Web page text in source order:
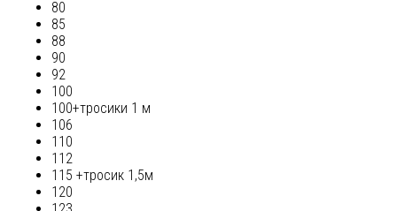
80
85
88
90
92
100
100+тросики 1 м
106
110
112
115 +тросик 1,5м
120